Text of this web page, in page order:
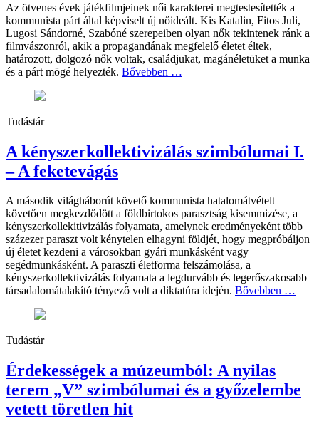
Az ötvenes évek játékfilmjeinek női karakterei megtestesítették a
kommunista párt által képviselt új nőideált. Kis Katalin, Fitos Juli,
Lugosi Sándorné, Szabóné szerepeiben olyan nők tekintenek ránk a
filmvászonról, akik a propagandának megfelelő életet éltek,
határozott, dolgozó nők voltak, családjukat, magánéletüket a munka
és a párt mögé helyezték. Bővebben …
Tudástár
A kényszerkollektivizálás szimbólumai I.
– A feketevágás
A második világháborút követő kommunista hatalomátvételt
követően megkezdődött a földbirtokos parasztság kisemmizése, a
kényszerkollekitivizálás folyamata, amelynek eredményeként több
százezer paraszt volt kénytelen elhagyni földjét, hogy megpróbáljon
új életet kezdeni a városokban gyári munkásként vagy
segédmunkásként. A paraszti életforma felszámolása, a
kényszerkollektivizálás folyamata a legdurvább és legerőszakosabb
társadalomátalakító tényező volt a diktatúra idején. Bővebben …
Tudástár
Érdekességek a múzeumból: A nyilas
terem „V” szimbólumai és a győzelembe
vetett töretlen hit